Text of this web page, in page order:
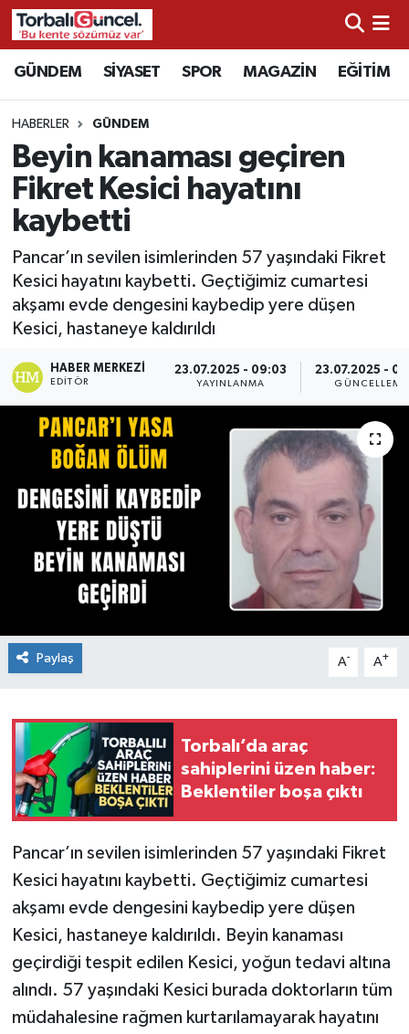
GÜNDEM SİYASET SPOR MAGAZİN EĞİTİM
HABERLER GÜNDEM
Beyin kanaması geçiren
Fikret Kesici hayatını
kaybetti
Pancar’ın sevilen isimlerinden 57 yaşındaki Fikret
Kesici hayatını kaybetti. Geçtiğimiz cumartesi
akşamı evde dengesini kaybedip yere düşen
Kesici, hastaneye kaldırıldı
HABER MERKEZI
EDITÖR
23.07.2025 - 09:03
YAYINLANMA
23.07.2025 -
GÜNCELLEME
Paylaş A- A+
Torbalı’da araç
sahiplerini üzen haber:
Beklentiler boşa çıktı
Pancar’ın sevilen isimlerinden 57 yaşındaki Fikret
Kesici hayatını kaybetti. Geçtiğimiz cumartesi
akşamı evde dengesini kaybedip yere düşen
Kesici, hastaneye kaldırıldı. Beyin kanaması
geçirdiği tespit edilen Kesici, yoğun tedavi altına
alındı. 57 yaşındaki Kesici burada doktorların tüm
müdahalesine rağmen kurtarılamayarak hayatını
İzmir Nöbetçi Eczaneler
İzmir Hava Durumu
İzmir Namaz Vakitleri
İzmir Trafik Yoğunluk Haritası
Süper Lig Puan Durumu ve Fikstür
Tüm Manşetler